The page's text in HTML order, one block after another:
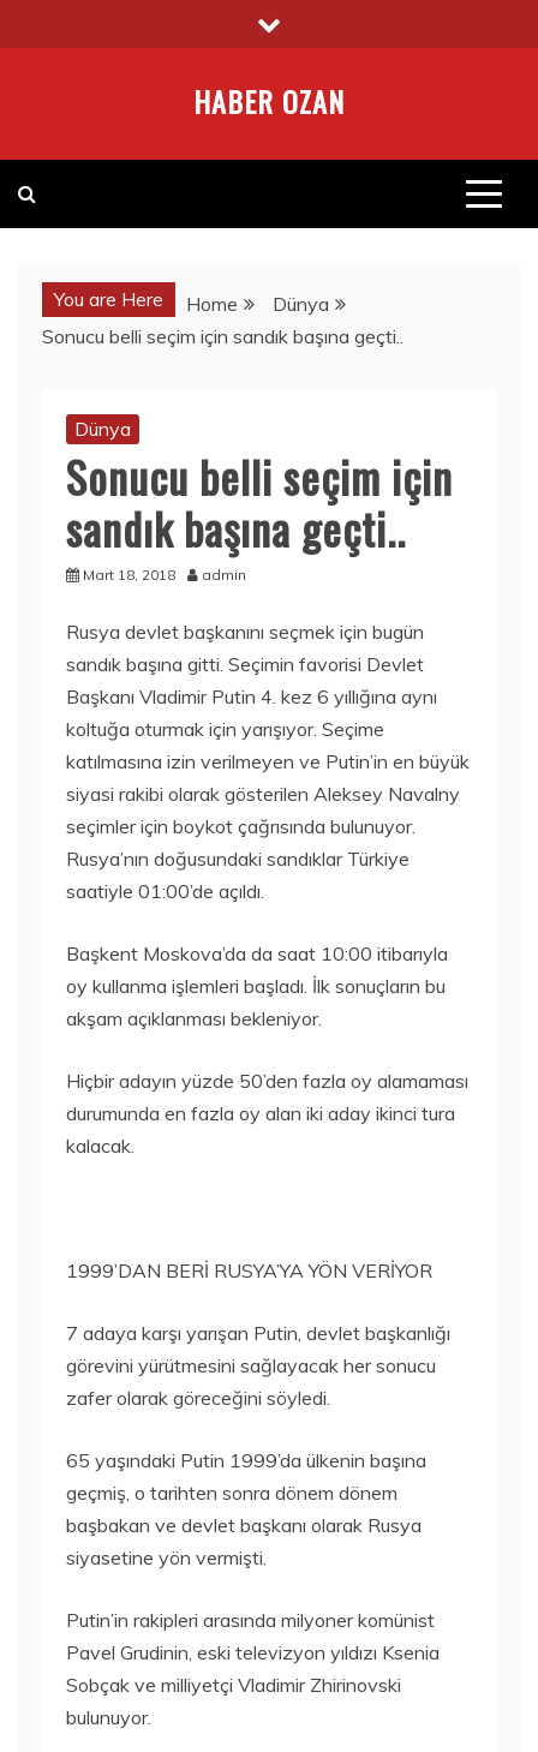
to
HABER OZAN
You are Here Home
Dünya
Sonucu belli seçim için sandık başına geçti..
Dünya
Sonucu belli seçim için
sandık başına geçti..
Mart 18, 2018 admin
Rusya devlet başkanını seçmek için bugün
sandık başına gitti. Seçimin favorisi Devlet
Başkanı Vladimir Putin 4. kez 6 yıllığına aynı
koltuğa oturmak için yarışıyor. Seçime
katılmasına izin verilmeyen ve Putin’in en büyük
siyasi rakibi olarak gösterilen Aleksey Navalny
seçimler için boykot çağrısında bulunuyor.
Rusya’nın doğusundaki sandıklar Türkiye
saatiyle 01:00’de açıldı.
Başkent Moskova’da da saat 10:00 itibarıyla
oy kullanma işlemleri başladı. İlk sonuçların bu
akşam açıklanması bekleniyor.
Hiçbir adayın yüzde 50’den fazla oy alamaması
durumunda en fazla oy alan iki aday ikinci tura
kalacak.
1999’DAN BERİ RUSYA’YA YÖN VERİYOR
7 adaya karşı yarışan Putin, devlet başkanlığı
görevini yürütmesini sağlayacak her sonucu
zafer olarak göreceğini söyledi.
65 yaşındaki Putin 1999’da ülkenin başına
geçmiş, o tarihten sonra dönem dönem
başbakan ve devlet başkanı olarak Rusya
siyasetine yön vermişti.
Putin’in rakipleri arasında milyoner komünist
Pavel Grudinin, eski televizyon yıldızı Ksenia
Sobçak ve milliyetçi Vladimir Zhirinovski
bulunuyor.